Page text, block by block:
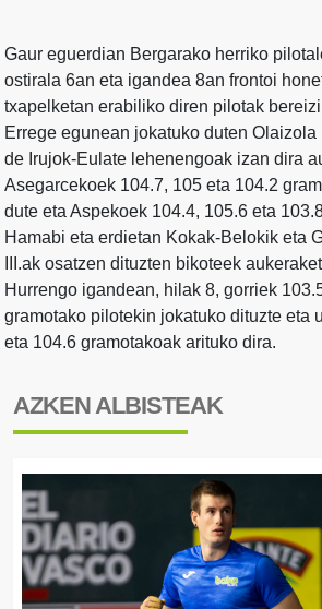
Gaur eguerdian Bergarako herriko
ostirala 6an eta igandea 8an frontoi
txapelketan erabiliko diren pilotak
Errege egunean jokatuko duten Olaizola
de Irujok-Eulate lehenengoak izan dira
Asegarcekoek 104.7, 105 eta 104.2
dute eta Aspekoek 104.4, 105.6 eta
Hamabi eta erdietan Kokak-Belokik eta
III.ak osatzen dituzten bikoteek
Hurrengo igandean, hilak 8, gorriek
gramotako pilotekin jokatuko dituzte eta
eta 104.6 gramotakoak arituko dira.
AZKEN ALBISTEAK